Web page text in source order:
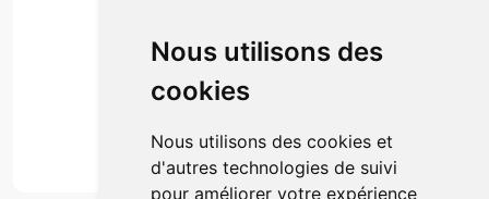
Nous utilisons des
cookies
Nous utilisons des cookies et
d'autres technologies de suivi
pour améliorer votre expérience
Actualités & conseils
Événements
Marques
Suivez-nous